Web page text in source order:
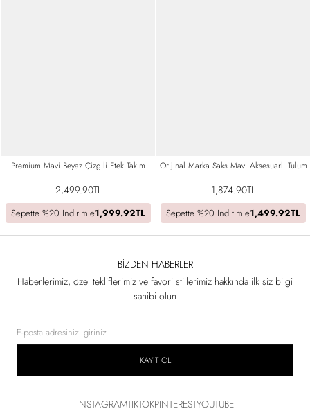
Premium Mavi Beyaz Çizgili Etek Takım
2,499.90TL
Sepette %20 İndirimle1,999.92TL
Orijinal Marka Saks Mavi Aksesuarlı Tulum
1,874.90TL
Sepette %20 İndirimle1,499.92TL
BIZDEN HABERLER
Haberlerimiz, özel tekliflerimiz ve favori stillerimiz hakkında ilk siz bilgi
sahibi olun
KAYIT OL
INSTAGRAMTIKTOKPINTERESTYOUTUBE